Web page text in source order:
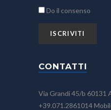
Do il consenso
CONTATTI
Via Grandi 45/b 60131
+39.071.2861014